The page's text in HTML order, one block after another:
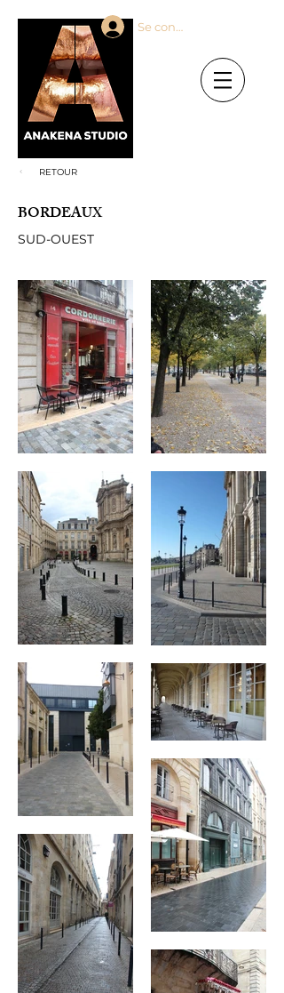
Se connecter
RETOUR
BORDEAUX
SUD-OUEST